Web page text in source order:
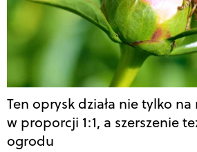
Ten oprysk działa nie tylko
w proporcji 1:1, a szerszenie
ogrodu